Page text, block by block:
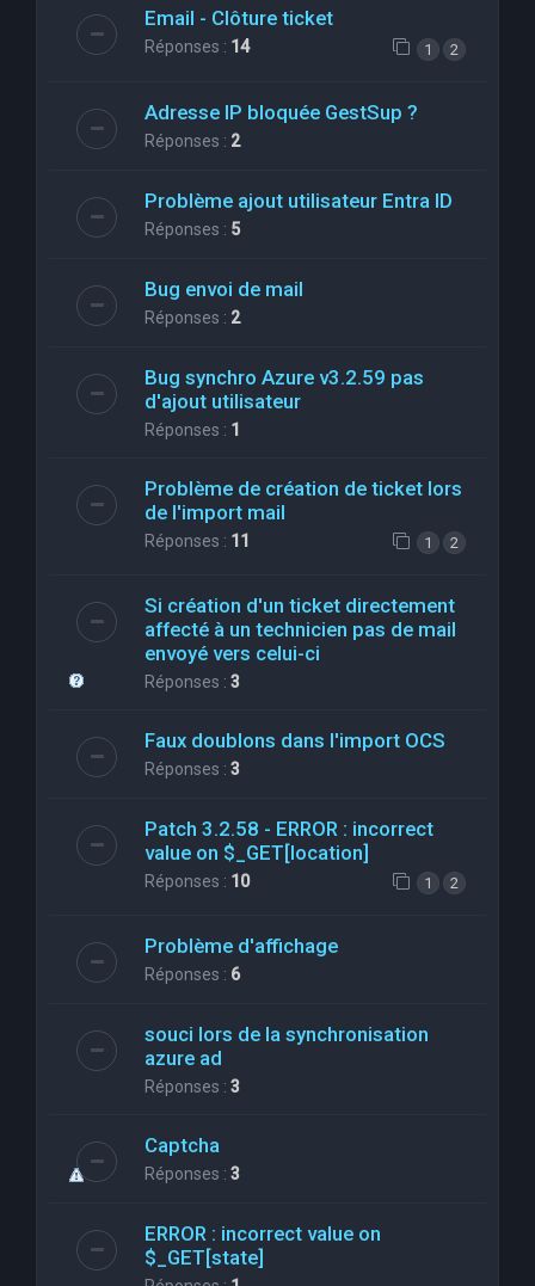
Email - Clôture ticket
Réponses : 14 1 2
Adresse IP bloquée GestSup ?
Réponses : 2
Problème ajout utilisateur Entra ID
Réponses : 5
Bug envoi de mail
Réponses : 2
Bug synchro Azure v3.2.59 pas
d'ajout utilisateur
Réponses : 1
Problème de création de ticket lors
de l'import mail
Réponses : 11 1 2
Si création d'un ticket directement
affecté à un technicien pas de mail
envoyé vers celui-ci
Réponses : 3
Faux doublons dans l'import OCS
Réponses : 3
Patch 3.2.58 - ERROR : incorrect
value on $_GET[location]
Réponses : 10 1 2
Problème d'affichage
Réponses : 6
souci lors de la synchronisation
azure ad
Réponses : 3
Captcha
Réponses : 3
ERROR : incorrect value on
$_GET[state]